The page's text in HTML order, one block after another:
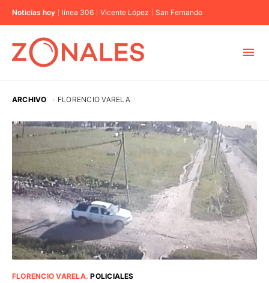
Noticias hoy línea 306 Vicente López San Fernando
CABA
BUENOS AIRES
PROVINCIAS
ELECCIONES 2023
ARCHIVO · FLORENCIO VARELA
FLORENCIO VARELA.POLICIALES